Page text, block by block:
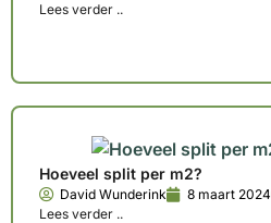
Lees verder ..
Hoeveel split per m2?
David Wunderink 8 maart 2024
Lees verder ..